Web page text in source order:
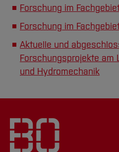
Forschung im
Forschung im
Aktuelle und
Forschungsprojekte am
und Hydromechanik